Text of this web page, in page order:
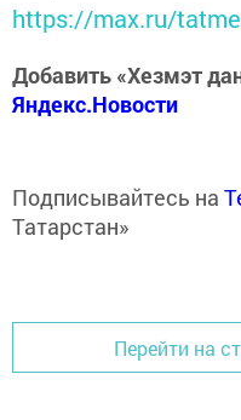
https://max.ru/
Добавить «Хезмэт
Яндекс.Новости
Подписывайтесь на
Татарстан»
Перейти на